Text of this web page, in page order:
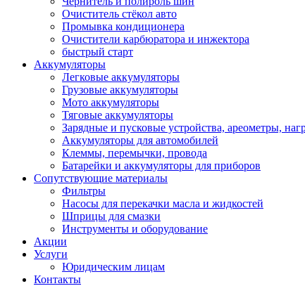
Очиститель стёкол авто
Промывка кондиционера
Очистители карбюратора и инжектора
быстрый старт
Аккумуляторы
Легковые аккумуляторы
Грузовые аккумуляторы
Мото аккумуляторы
Тяговые аккумуляторы
Зарядные и пусковые устройства, ареометры,
Аккумуляторы для автомобилей
Клеммы, перемычки, провода
Батарейки и аккумуляторы для приборов
Сопутствующие материалы
Фильтры
Насосы для перекачки масла и жидкостей
Шприцы для смазки
Инструменты и оборудование
Акции
Услуги
Юридическим лицам
Контакты